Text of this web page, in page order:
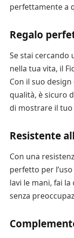
perfettamente a
Regalo
Se stai cercando
nella tua vita, il
Con il suo
qualità, è sicuro
di mostrare il
Resistente
Con una
perfetto per
lavi le mani, fai
senza